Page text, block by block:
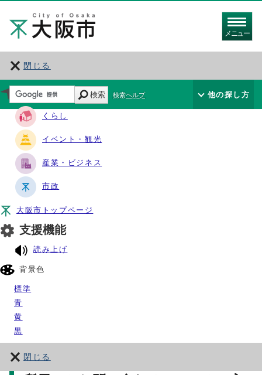
メニュー
閉じる
サイト・ナビ
くらし
イベント・観光
産業・ビジネス
市政
大阪市トップページ
支援機能
読み上げ
背景色
標準
青
黄
黒
閉じる
検索 検索ヘルプ 他の探し方